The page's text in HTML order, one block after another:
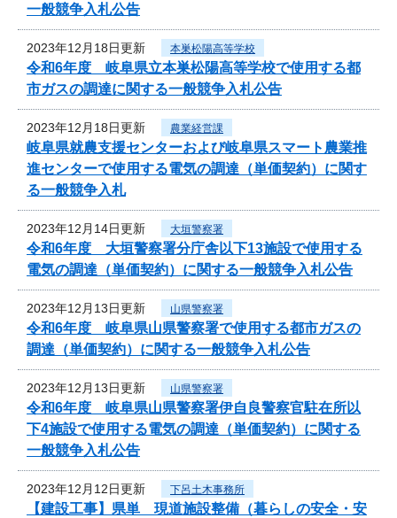
一般競争入札公告
2023年12月18日更新 本巣松陽高等学校
令和6年度 岐阜県立本巣松陽高等学校で使用する都
市ガスの調達に関する一般競争入札公告
2023年12月18日更新 農業経営課
岐阜県就農支援センターおよび岐阜県スマート農業推
進センターで使用する電気の調達（単価契約）に関す
る一般競争入札
2023年12月14日更新 大垣警察署
令和6年度 大垣警察署分庁舎以下13施設で使用する
電気の調達（単価契約）に関する一般競争入札公告
2023年12月13日更新 山県警察署
令和6年度 岐阜県山県警察署で使用する都市ガスの
調達（単価契約）に関する一般競争入札公告
2023年12月13日更新 山県警察署
令和6年度 岐阜県山県警察署伊自良警察官駐在所以
下4施設で使用する電気の調達（単価契約）に関する
一般競争入札公告
2023年12月12日更新 下呂土木事務所
【建設工事】県単 現道施設整備（暮らしの安全・安